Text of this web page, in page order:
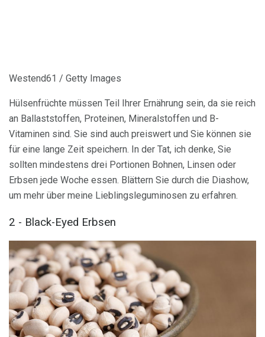
Westend61 / Getty Images
Hülsenfrüchte müssen Teil Ihrer Ernährung sein, da sie reich
an Ballaststoffen, Proteinen, Mineralstoffen und B-
Vitaminen sind. Sie sind auch preiswert und Sie können sie
für eine lange Zeit speichern. In der Tat, ich denke, Sie
sollten mindestens drei Portionen Bohnen, Linsen oder
Erbsen jede Woche essen. Blättern Sie durch die Diashow,
um mehr über meine Lieblingsleguminosen zu erfahren.
2 - Black-Eyed Erbsen